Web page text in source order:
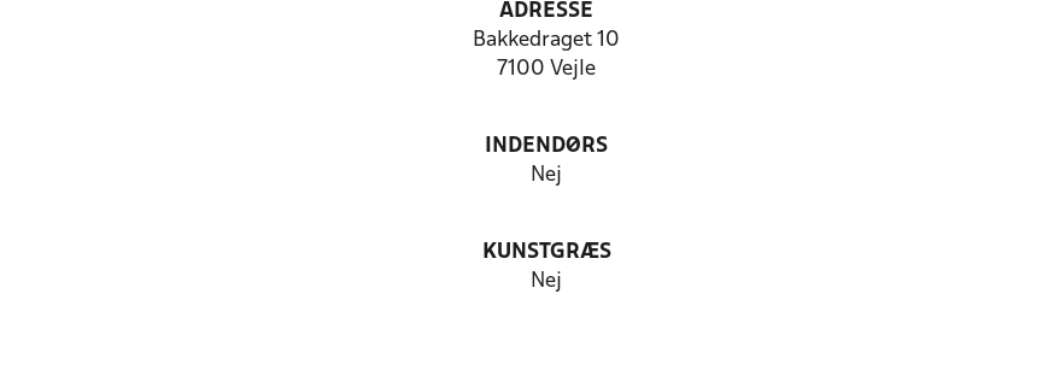
ADRESSE
Bakkedraget 10
7100 Vejle
INDENDØRS
Nej
KUNSTGRÆS
Nej